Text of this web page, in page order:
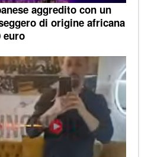
aggredito con un
di origine africana
euro